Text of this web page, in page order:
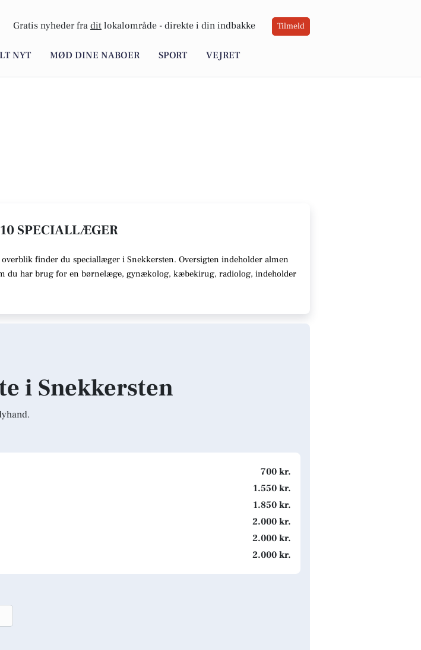
Gratis nyheder fra dit lokalområde - direkte i din indbakke Tilmeld
NYT MØD DINE NABOER SPORT VEJRET
SPECIALLÆGER
finder du speciallæger i Snekkersten. Oversigten indeholder almen
du har brug for en børnelæge, gynækolog, kæbekirug, radiolog, indeholder
i Snekkersten
700 kr.
1.550 kr.
1.850 kr.
2.000 kr.
2.000 kr.
2.000 kr.